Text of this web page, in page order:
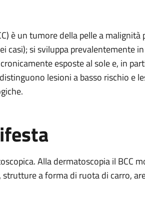
è un tumore della pelle a
casi); si sviluppa prevalentemente
esposte al sole e, in
lesioni a basso rischio e
Alla dermatoscopia il BCC
a forma di ruota di carro,